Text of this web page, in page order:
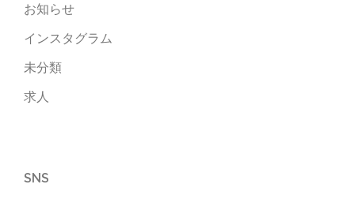
お知らせ
インスタグラム
未分類
求人
SNS